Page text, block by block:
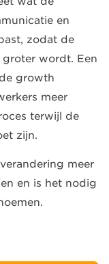
en
zodat de
wordt. Een
growth
meer
terwijl de
zijn.
meer
en is het nodig